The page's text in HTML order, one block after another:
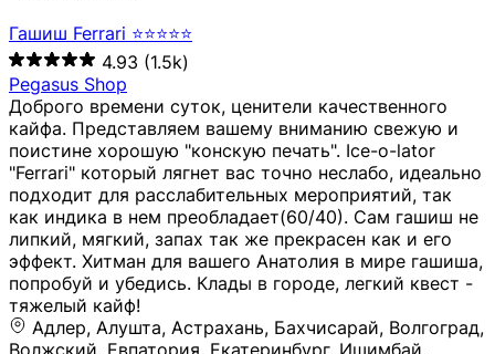
Гашиш Ferrari ⭐⭐⭐⭐⭐
4.93 (1.5k)
Pegasus Shop
Доброго времени суток, ценители качественного
кайфа. Представляем вашему вниманию свежую и
поистине хорошую "конскую печать". Ice-o-lator
"Ferrari" который лягнет вас точно неслабо, идеально
подходит для расслабительных мероприятий, так
как индика в нем преобладает(60/40). Сам гашиш не
липкий, мягкий, запах так же прекрасен как и его
эффект. Хитман для вашего Анатолия в мире гашиша,
попробуй и убедись. Клады в городе, легкий квест -
тяжелый кайф!
Адлер, Алушта, Астрахань, Бахчисарай, Волгоград, Волжский, Евпатория, Екатеринбург, Ишимбай, Казань, Керчь, Копейск, Курск, Рыльск, Саки, Салават, Симферополь, Сочи, Старый Крым, Стерлитамак, Судак, Уфа, Феодосия, Хабаровск, Челябинск, Ялта, Джанкой, Новосибирск, Щёлкино, Санкт-Петербург, Мурманск, Сургут, Невинномысск, Черкесск, Усть-Лабинск, Геленджик, Ставрополь, Калуга, Елец, Лебедянь, Данков, Жуковский, Оренбург, Орск (Оренбургская область), Магнитогорск, Пермь, Зеленоград, Солнечногорск, Нижний Новгород, Лысково, Заволжье, Кстово, Балахна (Нижегородская область), Богородск, Бор (Нижегородская область), Саратов, Энгельс, Ижевск, Тюмень, Ростов-на-Дону, Шахты, Новочеркасск, Батайск, Аксай, Люберцы, Истра, Москва, Армавир, Краснодар, Магадан, Самара, Анапа, Славянск-на-Кубани, Чаплыгин, Липецк, Нижний Тагил, Орехово-Зуево, Усть-Джегута, Лянтор, Нефтеюганск, Пыть-Ях, Урень, Ветлуга, Шахунья, Новороссийск, Крымск, Тимашёвск, Тольятти, Воткинск, Звенигород, Руза, Можайск, Белгород, Воронеж, Соликамск, Нытва, Лысьва (Пермский край), Чусовой, Кунгур, Краснокамск, Миасс, Губаха, Тула, Новомосковск, Донской, Омск, Льгов, Мытищи, Королёв, Ивантеевка, Балашиха, Семилуки, Кудымкар, Старый Оскол, Оса (Пермский край), Одинцово (Московская область), Ханты-Мансийск, Лабинск, Темрюк, Курганинск, Белореченск (Краснодарский край), Алупкa, Губкин, Рязань, Калининград, Усть-Илимск, Фрязино, Минеральные Воды, Пятигорск, Кострома, Ярославль, Коркино, Верхняя Пышма, Подольск, Красноярск, Смоленск, Долгопрудный, Чебоксары, Калачинск, Канск, Киров (Кировская область), Вологда, Рославль, Владивосток, Обнинск, Балабаново (Калужская область), Малоярославец, Брянск, Видное, Ярцево, Вязьма, Гагарин, Приволжск, Фурманов, Чайковский, Кинешма, Горячий Ключ, Улан-Удэ, Туймазы, Дюртюли, Альметьевск, Нефтекамск, Хадыженск, Апшеронск, Майкоп, Уссурийск, Ульяновск, Гатчина, Луга (Ленинградская область), Надым, Ногинск, Электросталь, Железнодорожный (Московская область), Бутурлиновка, Кириллов, Краснознаменск (Калиниградская область), Мышкин, Томмот, Холм, Абакан, Абдулино, Агидель, Агрыз, Адыгейск, Азнакаево, Алатырь, Алдан, Алейск, Александров, Александровск, Алексеевка (Белгородская обл.), Алексин, Амурск, Анадырь, Ангарск, Андреаполь, Анжеро-Судженск, Анива, Апатиты, Арамиль, Ардон, Арзамас, Аркадак, Арсеньев, Артём, Артёмовский, Архангельск, Асбест, Асино, Аткарск, Ахтубинск, Аша, Бабаево (Вологодская область), Бавлы (Республика Татарстан), Байкальск, Бакал, Баксан, Балаклава, Балаково (Саратовская область), Балашов (Саратовская область), Балтийск, Барабинск, Барнаул, Барыш (Ульяновская область), Бежецк, Белая Калитва (Ростовская область), Белебей, Белогорск (Крым), Белозерск, Белокуриха, Беломорск, Белоозёрский (Московская область), Белорецк (Республика Башкортостан), Кызыл, Белоярский (Ханты-Мансийский АО), Бердск, Березники (Пермский край), Берёзовский (Кемеровская область), Берёзовский (Свердловская область), Беслан, Бийск, Бикин, Билибино, Биробиджан, Благовещенск (Амурская область), Благовещенск (Башкортостан), Бобров, Богородицк, Боготол, Богучар, Бокситогорск (Ленинградская область), Бологое (Тверская область), Болхов, Большой Камень (Приморский край), Борисоглебск (Воронежская область), Боровичи (Новгородская область), Боровск, Бородино, Братск, Бронницы (Московская область), Бугульма (Республика Татарстан), Бугуруслан (Оренбургская область), Буинск, Буй, Буйнакск, Валдай, Валуйки, Велиж, Великие Луки, Великий Новгород, Великий Устюг, Вельск, Венёв, Верещагино, Верхнеуральск, Верхний Уфалей, Верхняя Салда, Верхняя Тура, Весьегонск, Вилючинск, Вихоревка, Вичуга, Владикавказ, Волгодонск, Волгореченск, Володарск, Волосово, Волчанск, Вольск, Воркута, Ворсма, Всеволожск (Ленинградская область), Вуктыл, Выкса, Высоковск, Высоцк, Вытегра, Вышний Волочёк, Вяземский, Вязники, Вятские Поляны, Нея, Шилка, Гаврилов Посад, Гаврилов-Ям, Гай, Галич, Гдов, Голицыно, Горно-Алтайск, Горнозаводск, Горняк, Городец, Гороховец, Гремячинск, Грозный, Грязи, Грязовец, Губкинский, Гуково, Гулькевичи, Гурьевск (Калининградская область), Гурьевск (Кемеровская область), Гусев, Гусь-Хрустальный, Давлеканово, Далматово, Дальнегорск, Дегтярск, Дедовск, Демидов, Дербент, Десногорск, Дзержинск, Дзержинский (Московская область), Дивногорск, Димитровград, Дмитровск, Дно, Добрянка, Долинск, Домодедово, Донецк (ДНР), Дорогобуж, Дрезна, Дубна, Дудинка, Духовщина, Дятьково, Егорьевск, Елабуга, Елизово, Ельня (Будет изменено название), Емва, Енисейск, Ермолино, Ершов, Ессентуки, Ефремов, Железноводск, Железногорск (Красноярский край), Железногорск (Курская область), Железногорск-Илимский, Жигулёвск, Жиздра, Жирновск, Жуков, Жуковка, Заводоуковск, Заволжск, Задонск, Заинск, Заозёрный, Заозёрск, Западная Двина, Заполярный, Зарайск, Заречный (Пензенская область), Заречный (Свердловская область), Заринск, Звенигово, Зверево, Зеленогорск ( Ленинградская обл. ), Зеленоградск, Зеленодольск, Зеленокумск, Зерноград, Зима, Змеиногорск, Зубцов, Ивангород, Иваново, Ивдель, Избербаш, Изобильный, Иланский, Инза, Инкерман, Инта, Ипатово, Искитим, Йошкар-Ола, Кадников, Калач, Калач-на-Дону, Калининск, Калтан, Калязин, Камбарка, Каменка (Пензенская область), Каменногорск (Ленинградская область), Каменск-Уральский, Каменск-Шахтинский, Камень-на-Оби, Камешково, Камышин, Канаш, Кандалакша, Карабаново, Карабаш, Карачаевск, Каргат, Каргополь, Карпинск, Карталы, Касимов, Касли, Каспийск, Катав-Ивановск, Катайск, Качканар, Кашин, Кашира, Кемерово, Кемь, Кизел, Кизилюрт, Кизляр, Кимовск, Кимры, Кингисепп, Кинель, Киреевск, Киренск, Киржач, Кириши, Кирово-Чепецк, Кировск (Ленинградская область), Кировск (Мурманская область), Кирсанов, Киселёвск, Кисловодск, Климовск, Клинцы, Княгинино, Ковдор, Ковров, Когалым, Козельск, Козьмодемьянск, Кола, Кологрив, Колпашево, Колпино, Кольчугино, Комсомольск, Комсомольск-на-Амуре, Конаково, Кондопога, Кондрово, Константиновск, Кораблино, Кореновск, Корсаков, Коряжма, Костерёво, Костомукша, Котельники, Котельниково, Котельнич, Котлас, Котовск, Кохма, Красноармейск (Московская область), Краснозаводск, Краснознаменск (Московская область), Краснокаменск, Краснослободск (Волгоградская область), Краснотурьинск, Красноуральск, Красный Сулин, Кремёнки, Кропоткин, Кубинка, Кувшиново (Тверская область), Кудрово, Кулебаки, Кумертау, Курлово, Куровское, Куртамыш, Курчатов, Куса, Кушва, Кыштым, Лабытнанги, Лагань, Лаишево (Республика Татарстан), Лакинск, Лангепас, Лахденпохья, Ленинск-Кузнецкий, Ленск (Республика Саха), Лермонтов (Ставропольский край), Лесозаводск (Приморский край), Лесосибирск, Ливны (Орловская область), Ликино-Дулёво, Липки (Тульская область), Лиски (Воронежская область), Лихославль, Лодейное Поле, Ломоносов (Санкт-Петербург), Лосино-Петровский, Лукоянов, Луховицы, Лыткарино, Любань (Ленинградская область), Любим, Людиново, Магас, Майский, Макаров, Малая Вишера, Малгобек, Мамадыш, Мамоново, Мантурово, Маркс, Махачкала, Мглин, Мегион, Медвежьегорск, Медногорск, Медынь, Меленки, Мелеуз, Менделеевск, Мещовск, Микунь, Миллерово, Минусинск, Миньяр, Мирный (Архангельская область), Мирный (Якутия), Михайловка (Город), Михайловск (Свердловская область), Михайловск (Ставропольский край), Могоча, Можга, Моздок, Мончегорск, Морозовск, Моршанск, Мосальск, Муравленко, Мурино, Муром, Мценск, Мыски, Набережные Челны, Навашино (Нижегородская область), Назарово (Красноярский край), Назрань, Нальчик, Наро-Фоминск, Нарткала, Нарьян-Мар, Находка, Невель (Псковская область), Невельск, Невьянск, Нелидово (Тверская область), Неман, Нерехта (Костромская область), Нерюнгри, Нестеров, Нефтегорск (Самарская область), Нефтекумск, Нижневартовск, Нижнекамск (Республика Татарстан), Нижнеудинск, Нижние Серги, Нижний Ломов, Нижняя Тура, Николаевск-на-Амуре, Никольск (Вологодская область), Никольск (Пензенская область), Новая Ладога, Новая Ляля, Новоалександровск, Новоалтайск, Нововоронеж, Новодвинск, Новозыбков, Новокубанск, Новокуйбышевск, Новомичуринск, Новопавловск, Новоржев, Новосокольники, Новотроицк, Новоульяновск, Новоуральск, Новохопёрск, Новочебоксарск, Новошахтинск, Новый Оскол, Новый Уренгой, Норильск, Нурлат, Нягань, Нязепетровск, Няндома, Облучье, Обоянь, Озёрск (Калининградская область), Озёрск (Челябинская область), Озёры, Октябрьск (Самарская область), Октябрьский (Башкортостан), Окуловка (Новгородская область), Оленегорск, Олонец, Онега, Опочка, Осинники, Осташков, Остров, Острогожск, Отрадный, Оха, Павлово, Павловск (Воронежская область), Павловск (Санкт-Петербург), Павловский Посад, Партизанск, Певек, Пенза, Первоуральск, Перевоз, Пересвет, Переславль-Залесский, Пестово (Новгородская область), Петрозаводск, Петропавловск-Камчатский, Печоры, Пикалёво, Пионерский, Питкяранта, Плавск, Плёс, Подпорожье, Покачи, Покров, Покровск, Полесск, Полысаево, Полярные Зори, Полярный, Поронайск, Порхов, Похвистнево, Почеп, Починок, Пошехонье, Правдинск, Приморск (Калининградская область), Приморско-Ахтарск, Приозерск, Прокопьевск, Протвино, Прохладный, Пугачёв, Пудож, Пустошка, Пушкино, Пущино, Пыталово, Радужный (Владимирская область), Радужный (Ханты-Мансийский АО), Райчихинск, Раменское, Рассказово, Ревда, Реж, Реутов, Родники, Россошь, Ростов (Ярославская обл.), Рошаль, Ртищево, Рубцовск, Рузаевка, Рыбинск, Рыбное, Ряжск, Салехард, Сальск, Саранск, Сарапул, Саров, Сасово, Сатка, Сафоново, Саяногорск, Саянск, Светлогорск, Светлоград, Светлый, Светогорск (Ленинградская область), Свободный, Себеж, Северобайкальск, Северодвинск, Североуральск, Сегежа, Семикаракорск, Сенгилей, Серафимович, Сергач, Сергиев Посад, Сердобск, Сертолово (Ленинградская область), Сестрорецк (Ленинградская область), Сибай, Скопин, Славгород, Сланцы, Слободской, Слюдянка, Собинка, Советск (Кировская область), Советск (Калининградская область), Советск (Тульская область), Советская Гавань, Советский (Ханты-Мансийский АО), Сокол (Вологодская область), Солигалич, Соль-Илецк, Сольцы, Сортавала, Сосенский, Сосновоборск, Сосновый Бор (Ленинградская область), Сосногорск, Спас-Клепики, Спасск-Рязанский, С